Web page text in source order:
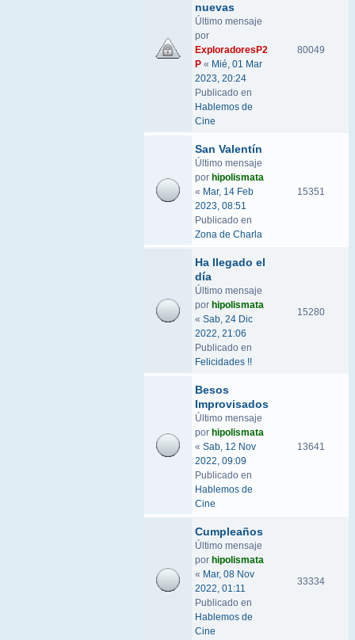
nuevas
Último mensaje
por
ExploradoresP2
P « Mié, 01 Mar
2023, 20:24
Publicado en
Hablemos de
Cine
80049
San Valentín
Último mensaje
por hipolismata
« Mar, 14 Feb
2023, 08:51
Publicado en
Zona de Charla
15351
Ha llegado el
día
Último mensaje
por hipolismata
« Sab, 24 Dic
2022, 21:06
Publicado en
Felicidades !!
15280
Besos
Improvisados
Último mensaje
por hipolismata
« Sab, 12 Nov
2022, 09:09
Publicado en
Hablemos de
Cine
13641
Cumpleaños
Último mensaje
por hipolismata
« Mar, 08 Nov
2022, 01:11
Publicado en
Hablemos de
Cine
33334